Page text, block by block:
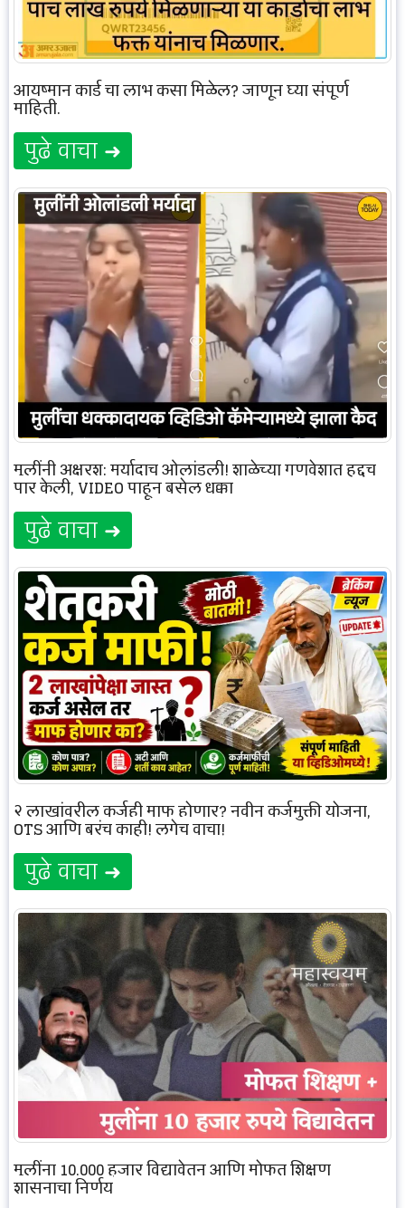
आयुष्मान कार्ड चा लाभ कसा मिळेल? जाणून घ्या संपूर्ण
माहिती.
पुढे वाचा ➜
मुलींनी अक्षरश: मर्यादाच ओलांडली! शाळेच्या गणवेशात हद्दच
पार केली, VIDEO पाहून बसेल धक्का
पुढे वाचा ➜
२ लाखांवरील कर्जही माफ होणार? नवीन कर्जमुक्ती योजना,
OTS आणि बरंच काही! लगेच वाचा!
पुढे वाचा ➜
मुलींना 10,000 हजार विद्यावेतन आणि मोफत शिक्षण
शासनाचा निर्णय